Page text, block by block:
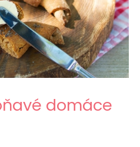
domáce